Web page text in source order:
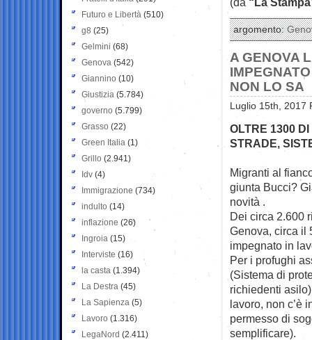
argomento:
A GENOVA
NON LO SA
Luglio 15th, 2017
OLTRE 1300
STRADE,
Migranti al
giunta Bucci?
novità .
Dei circa 2.600
Genova, circa il
impegnato in
Per i profughi
(Sistema di
richiedenti
lavoro, non c’è
permesso di
semplificare).
Futuro e Libertà (510)
g8 (25)
Gelmini (68)
Genova (542)
Giannino (10)
Giustizia (5.784)
governo (5.799)
Grasso (22)
Green Italia (1)
Grillo (2.941)
Idv (4)
Immigrazione (734)
indulto (14)
inflazione (26)
Ingroia (15)
Interviste (16)
la casta (1.394)
La Destra (45)
La Sapienza (5)
Lavoro (1.316)
LegaNord (2.411)